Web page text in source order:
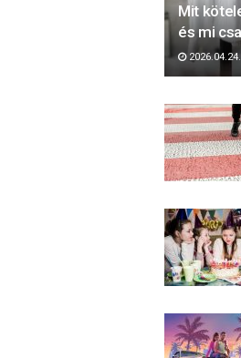
Mit
és mi
2026.04.24.